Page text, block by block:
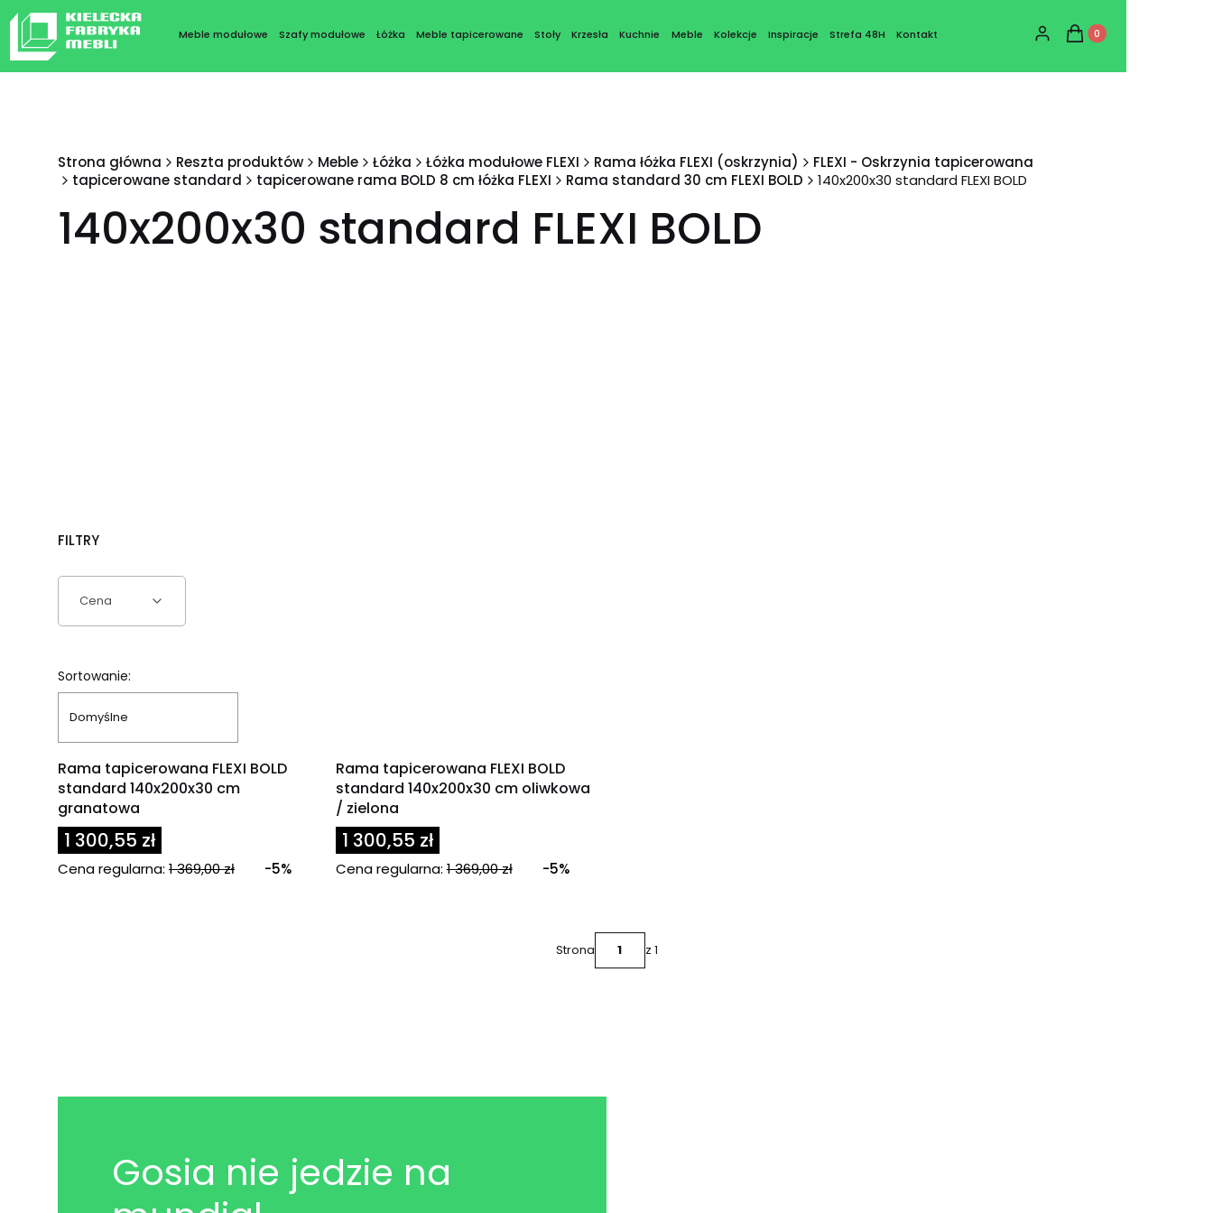
Meble modułowe Szafy modułowe Łóżka Meble tapicerowane Stoły Krzesła Kuchnie Meble Kolekcje Inspiracje Strefa 48H Kontakt Zaloguj się
Produkty w koszyku:
Koszyk
Strona główna Reszta produktów Meble Łóżka Łóżka modułowe FLEXI Rama łóżka FLEXI (oskrzynia)
FLEXI - Oskrzynia tapicerowana
tapicerowane standard
tapicerowane rama BOLD 8 cm łóżka FLEXI Rama standard 30 cm FLEXI BOLD 140x200x30 standard FLEXI BOLD
140x200x30 standard FLEXI BOLD
FILTRY
Cena
Lista produktów
Sortowanie:
Domyślne
Rama tapicerowana FLEXI BOLD
standard 140x200x30 cm
granatowa
1 300,55 zł
Cena regularna: 1 369,00 zł -5%
Rama tapicerowana FLEXI BOLD
standard 140x200x30 cm oliwkowa
/ zielona
1 300,55 zł
Cena regularna: 1 369,00 zł -5%
Strona z 1
Gosia nie jedzie na